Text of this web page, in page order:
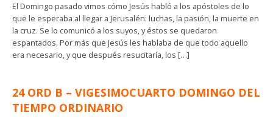
El Domingo pasado vimos cómo Jesús habló a los apóstoles de lo
que le esperaba al llegar a Jerusalén: luchas, la pasión, la muerte en
la cruz. Se lo comunicó a los suyos, y éstos se quedaron
espantados. Por más que Jesús les hablaba de que todo aquello
era necesario, y que después resucitaría, los […]
24 ORD B – VIGESIMOCUARTO DOMINGO DEL
TIEMPO ORDINARIO